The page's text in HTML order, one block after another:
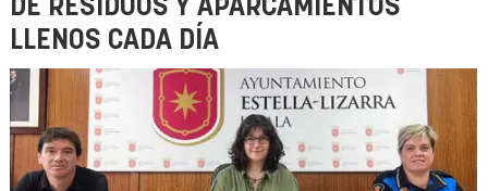
DE RESIDUOS Y APARCAMIENTOS
LLENOS CADA DÍA